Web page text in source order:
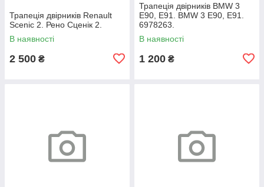
Трапеція двірників Renault
Scenic 2. Рено Сценік 2.
В наявності
2 500 ₴
Трапеція двірників BMW 3
E90, E91. BMW 3 Е90, Е91.
6978263.
В наявності
1 200 ₴